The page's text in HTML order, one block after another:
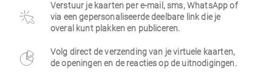
Verstuur je kaarten per e-mail, sms, WhatsApp of
via een gepersonaliseerde deelbare link die je
overal kunt plakken en publiceren.
Volg direct de verzending van je virtuele kaarten,
de openingen en de reacties op de uitnodigingen.